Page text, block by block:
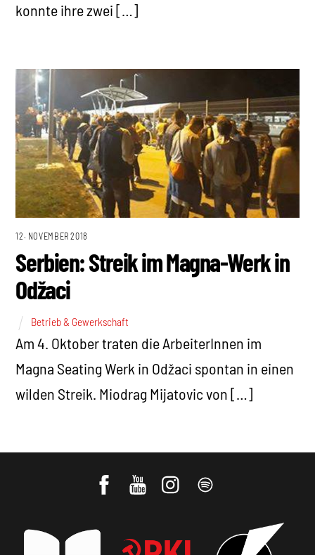
konnte ihre zwei […]
12. NOVEMBER 2018
Serbien: Streik im Magna-Werk in
Odžaci
Betrieb & Gewerkschaft
Am 4. Oktober traten die ArbeiterInnen im
Magna Seating Werk in Odžaci spontan in einen
wilden Streik. Miodrag Mijatovic von […]